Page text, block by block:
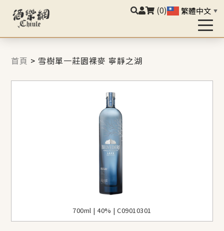
(0) 繁體中文 ▼
首頁 > 雪樹單一莊園裸麥 寧靜之湖
700ml | 40% | C09010301